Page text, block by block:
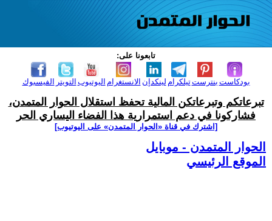
تابعونا على:
الفيسبوك التويتر اليوتيوب الانستغرام لينكدإن تيلكرامبنترست بودكاست
تبرعاتكم وتبرعاتكن المالية تحفظ استقلال الحوار المتمدن،
فشاركونا في دعم استمرارية هذا الفضاء اليساري الحر
[اشترك في قناة ‫«الحوار المتمدن» على اليوتيوب]
الحوار المتمدن - موبايل
الموقع الرئيسي